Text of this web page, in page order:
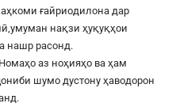
ғайриодилона дар
нақзи ҳуқуқҳои
нашр расонд.
аз ноҳияҳо ва ҳам
шумо дустону ҳаводорон